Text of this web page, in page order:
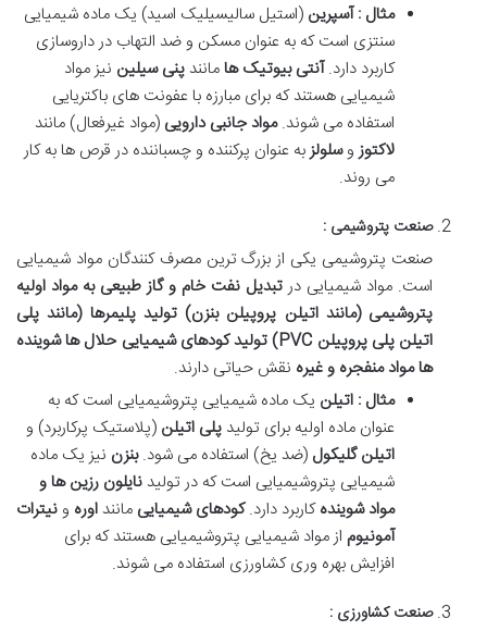
مثال : آسپرین (استیل سالیسیلیک اسید) یک ماده شیمیایی
سنتزی است که به عنوان مسکن و ضد التهاب در داروسازی
کاربرد دارد.آنتی بیوتیک هامانندپنی سیلین نیز مواد
شیمیایی هستند که برای مبارزه با عفونت های باکتریایی
استفاده می شوند.مواد جانبی دارویی (مواد غیرفعال) مانند
لاکتوزوسلولزبه عنوان پرکننده و چسباننده در قرص ها به کار
می روند.
صنعت پتروشیمی :
صنعت پتروشیمی یکی از بزرگ ترین مصرف کنندگان مواد شیمیایی
است. مواد شیمیایی درتبدیل نفت خام و گاز طبیعی به مواد اولیه
پتروشیمی (مانند اتیلن پروپیلن بنزن) تولید پلیمرها (مانند پلی
اتیلن پلی پروپیلنPVC) تولید کودهای شیمیایی حلال ها شوینده
ها مواد منفجره و غیره نقش حیاتی دارند.
مثال : اتیلن یک ماده شیمیایی پتروشیمیایی است که به
عنوان ماده اولیه برای تولیدپلی اتیلن (پلاستیک پرکاربرد) و
اتیلن گلیکول (ضد یخ) استفاده می شود.بنزن نیز یک ماده
شیمیایی پتروشیمیایی است که در تولیدنایلون رزین ها و
مواد شویندهکاربرد دارد.کودهای شیمیایی ماننداوره ونیترات
آمونیوم از مواد شیمیایی پتروشیمیایی هستند که برای
افزایش بهره وری کشاورزی استفاده می شوند.
صنعت کشاورزی :